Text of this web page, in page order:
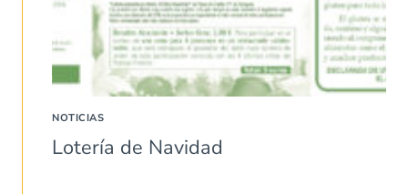
NOTICIAS
Lotería de Navidad